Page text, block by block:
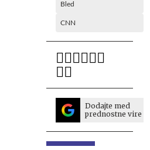
Bled
CNN
Dodajte med
prednostne vire